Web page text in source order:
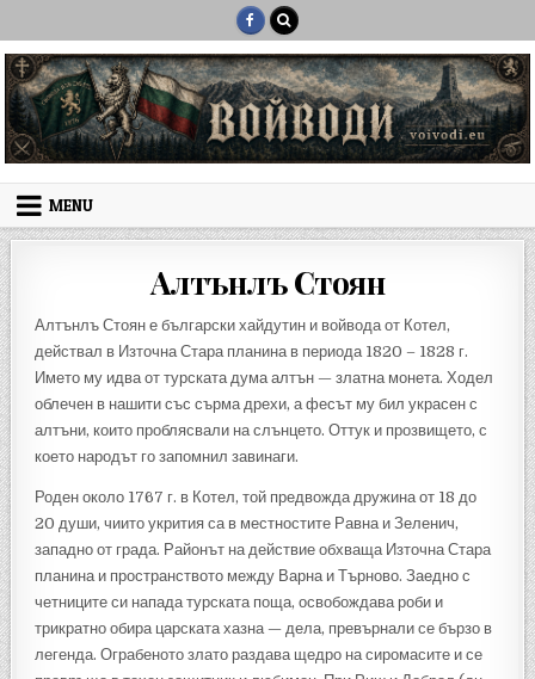
MENU
Алтънлъ Стоян
Алтънлъ Стоян е български хайдутин и войвода от Котел,
действал в Източна Стара планина в периода 1820 – 1828 г.
Името му идва от турската дума алтън — златна монета. Ходел
облечен в нашити със сърма дрехи, а фесът му бил украсен с
алтъни, които проблясвали на слънцето. Оттук и прозвището, с
което народът го запомнил завинаги.
Роден около 1767 г. в Котел, той предвожда дружина от 18 до
20 души, чиито укрития са в местностите Равна и Зеленич,
западно от града. Районът на действие обхваща Източна Стара
планина и пространството между Варна и Търново. Заедно с
четниците си напада турската поща, освобождава роби и
трикратно обира царската хазна — дела, превърнали се бързо в
легенда. Ограбеното злато раздава щедро на сиромасите и се